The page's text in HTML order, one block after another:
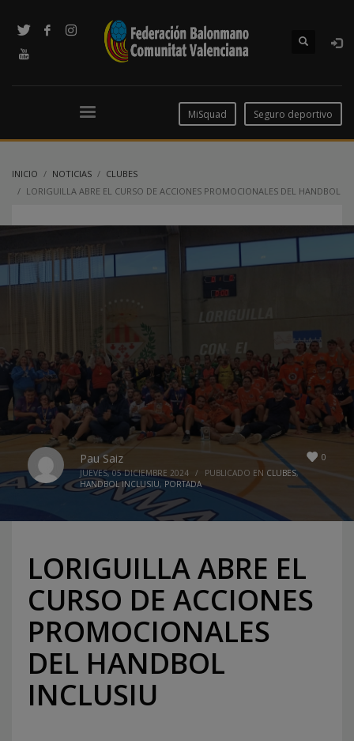
MiSquad Seguro deportivo
INICIO NOTICIAS
CLUBES
LORIGUILLA ABRE EL CURSO DE ACCIONES PROMOCIONALES DEL HANDBOL
0
Pau Saiz
JUEVES, 05 DICIEMBRE 2024 / PUBLICADO EN CLUBES,
HANDBOL INCLUSIU, PORTADA
LORIGUILLA ABRE EL
CURSO DE ACCIONES
PROMOCIONALES
DEL HANDBOL
INCLUSIU